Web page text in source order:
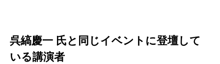
呉縞慶一 氏と同じイベントに登壇して
いる講演者